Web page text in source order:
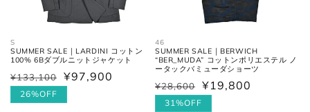
S
SUMMER SALE｜LARDINI コットン
100% 6Bダブルニットジャケット
通
常
¥133,100
セ
ー
¥97,900
26%OFF
46
SUMMER SALE｜BERWICH
“BER_MUDA” コットンポリエステル ノ
ータックバミューダショーツ
通
常
¥28,600
セ
ー
¥19,800
31%OFF
裾の端と端を結んだ長さ。
ネクタイ